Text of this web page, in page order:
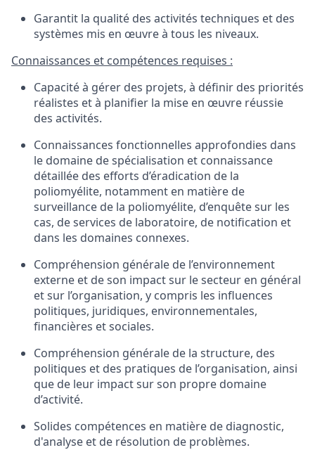
Garantit la qualité des activités techniques et des
systèmes mis en œuvreà tous les niveaux.
Connaissances et compétences requises :
Capacitéà gérer des projets, à définir des priorités
réalistes età planifier la mise en œuvre réussie
des activités.
Connaissances fonctionnelles approfondies dans
le domaine despécialisation et connaissance
détaillée des efforts d’éradication de la
poliomyélite, notamment en matière de
surveillance de la poliomyélite, d’enquête sur les
cas, de services de laboratoire, de notification et
dans les domaines connexes.
Compréhension générale de l’environnement
externe et de son impact sur le secteur en général
etsur l’organisation, y compris les influences
politiques, juridiques, environnementales,
financières etsociales.
Compréhension générale de la structure, des
politiques et des pratiques de l’organisation, ainsi
que de leur impact sur son propre domaine
d’activité.
Solides compétences en matière de diagnostic,
d'analyse et de résolution de problèmes.